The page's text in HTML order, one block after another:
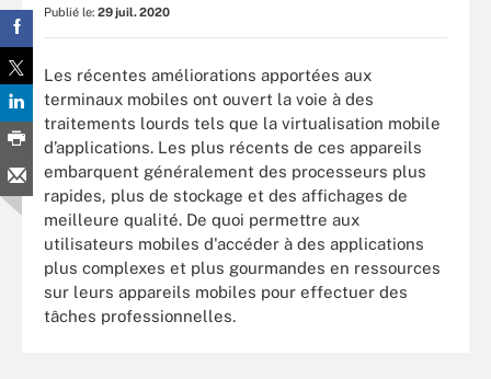
Publié le: 29 juil. 2020
Les récentes améliorations apportées aux
terminaux mobiles ont ouvert la voie à des
traitements lourds tels que la virtualisation mobile
d’applications. Les plus récents de ces appareils
embarquent généralement des processeurs plus
rapides, plus de stockage et des affichages de
meilleure qualité. De quoi permettre aux
utilisateurs mobiles d'accéder à des applications
plus complexes et plus gourmandes en ressources
sur leurs appareils mobiles pour effectuer des
tâches professionnelles.